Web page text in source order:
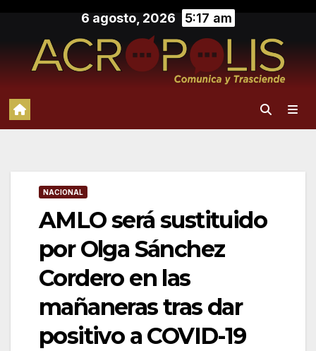
contenido
6 agosto, 2026 5:17 am
NACIONAL
AMLO será sustituido
por Olga Sánchez
Cordero en las
mañaneras tras dar
positivo a COVID-19